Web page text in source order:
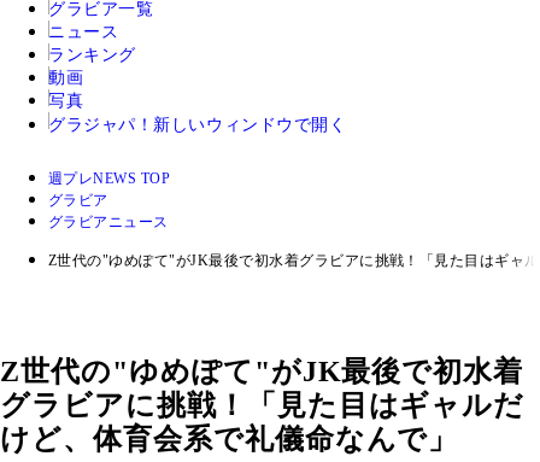
グラビア一覧
ニュース
ランキング
動画
写真
グラジャパ！ 新しいウィンドウで開く
週プレNEWS TOP
グラビア
グラビアニュース
Z世代の"ゆめぽて"がJK最後で初水着グラビアに挑戦！「見た目はギャ
Z世代の"ゆめぽて"がJK最後で初水着
グラビアに挑戦！「見た目はギャルだ
けど、体育会系で礼儀命なんで」